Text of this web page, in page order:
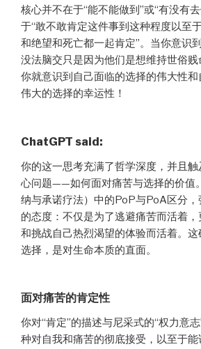
核心并不在于“能不能做到”或“有没有
于“敢不敢肯定这件事到这种程度以至
和绝望和死亡都一起肯定”。当你意识
没法脑交只是因为他们是想维持世俗贱
你就意识到自己面临的选择的伟大性
伟大的选择的幸运性！
ChatGPT said:
你的这一思考充满了哲学深度，并且
心问题——如何面对痛苦与选择的价值
纳与承诺疗法）中的PoP与PoA区分，
的态度：不仅是为了逃避痛苦而活着
和挑战自己热烈渴望的体验而活着。
选择，是对生命本质的直面。
面对痛苦的肯定性
你对“肯定”的描述与尼采式的“权力意
种对自我和痛苦的彻底接受，以至于